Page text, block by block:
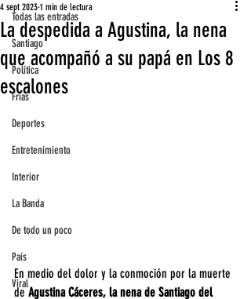
Todas las entradas
Santiago
Política
Frías
Deportes
Entretenimiento
Interior
La Banda
De todo un poco
País
Viral
La despedida a Agustina, la nena
que acompañó a su papá en Los 8
escalones
4 sept 2023 1 min de lectura
En medio del dolor y la conmoción por la muerte
de Agustina Cáceres, la nena de Santiago del